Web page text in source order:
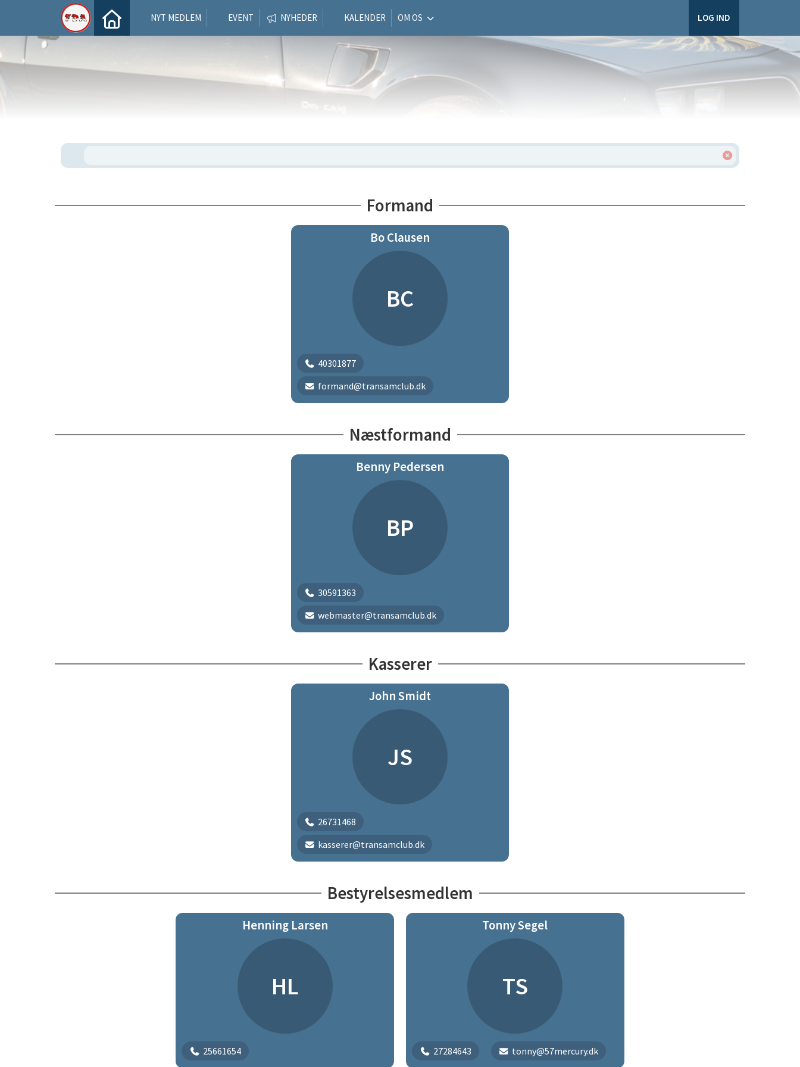
NYT MEDLEM EVENT NYHEDER KALENDER OM OS LOG IND
Formand
Bo Clausen
BC
40301877
formand@transamclub.dk
Næstformand
Benny Pedersen
BP
30591363
webmaster@transamclub.dk
Kasserer
John Smidt
JS
26731468
kasserer@transamclub.dk
Bestyrelsesmedlem
Henning Larsen
HL
25661654
Tonny Segel
TS
27284643 tonny@57mercury.dk